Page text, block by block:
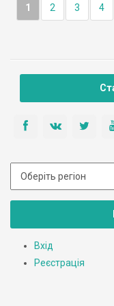
1 2 3 4
Вхід
Реєстрація